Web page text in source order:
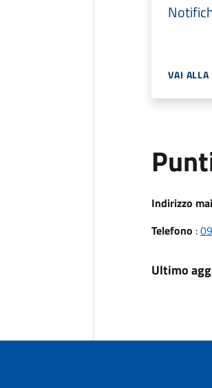
VAI
Indirizzo
Telefono :
Ultimo